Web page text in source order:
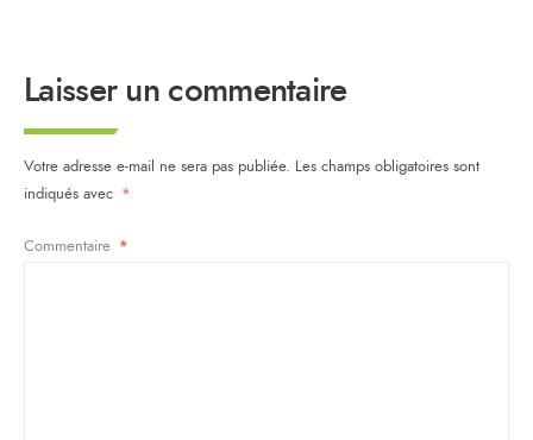
Laisser un commentaire
Votre adresse e-mail ne sera pas publiée. Les champs obligatoires sont
indiqués avec *
Commentaire *